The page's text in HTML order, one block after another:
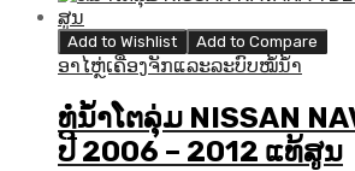
Add to Wishlist Add to Compare
ອາໄຫຼ່ເຄື່ອງຈັກແລະລະບົບໝໍ້ນ້ຳ
ທໍ່ນ້ຳໂຕລຸ່ມ NISSAN
ປີ​ 2006 – 2012 ແທ້ສູນ